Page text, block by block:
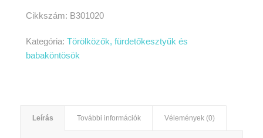
Cikkszám: B301020
Kategória: Törölközők, fürdetőkesztyűk és
babaköntösök
Leírás További információk Vélemények (0)